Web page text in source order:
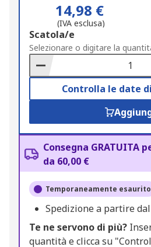
14,98 €
(IVA esclusa)
Add
to
Basket
Scatola/e
Selezionare o digitare la
Controlla le date
Consegna GRATUITA
da 60,00 €
Temporaneamente esaurito
Spedizione a partire dal
Te ne servono di più?
quantità e clicca su